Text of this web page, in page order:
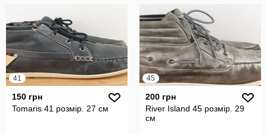
41
150 грн
Tomaris 41 розмір. 27 см
45
200 грн
River Island 45 розмір. 29
см